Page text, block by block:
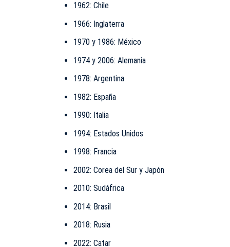
1962: Chile
1966: Inglaterra
1970 y 1986: México
1974 y 2006: Alemania
1978: Argentina
1982: España
1990: Italia
1994: Estados Unidos
1998: Francia
2002: Corea del Sur y Japón
2010: Sudáfrica
2014: Brasil
2018: Rusia
2022: Catar